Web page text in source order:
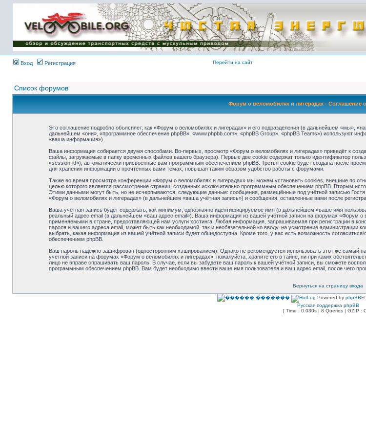
Имя пользователя:
Пароль:
{ LOG_ME_IN_SHORT
}
Вход Регистрация Перейти на сайт
Список форумов
Форум о веломобилях и лигерадах - Соглашение
Это соглашение подробно объясняет, как «Форум о веломобилях и лигерадах» и его подразделения (в дальнейшем «мы»,
дальнейшем «они», «программное обеспечение phpBB», «www.phpbb.com», «phpBB Group», «phpBB Teams») используют
«ваша информация»).
Ваша информация собирается двумя способами. Во-первых, просмотр «Форум о веломобилях и лигерадах» приведёт к
файлы, загружаемые в папку временных файлов вашего браузера). Первые две cookie содержат только идентификатор
«session-id»), автоматически присвоенные вам программным обеспечением phpBB. Третья cookie будет создана после
для хранения информации о прочтённых вами темах, повышая таким образом удобство работы с форумами.
Также во время просмотра конференции «Форум о веломобилях и лигерадах» мы можем установить cookies, внешние по
целью которого является рассмотрение страниц, созданных исключительно программным обеспечением phpBB. Вторым
Этими данными могут быть, но не исчерпываются, следующие данные: сообщения, размещённые под учётной записью
«Форум о веломобилях и лигерадах» (в дальнейшем «ваша учётная запись») и сообщения, оставленные вами после
Ваша учётная запись будет содержать, как минимум, однозначно идентифицируемое имя (в дальнейшем «ваше имя
реальный адрес email (в дальнейшем «ваш адрес email»). Ваша информация из вашей учётной записи на форумах «Форум о
применяемыми в стране, предоставляющей нам услуги хостинга. Любая информация, запрашиваемая при регистрации в
пароля и вашего адреса email, может быть как необходимой, так и необязательной ко вводу, на усмотрение
выбрать, какая информация из вашей учётной записи будет общедоступна. Кроме того, у вас есть возможность
обеспечением phpBB.
Ваш пароль надёжно зашифрован (односторонним хэшированием). Однако не рекомендуется использовать этот же самый
учётной записи на форумах «Форум о веломобилях и лигерадах», пожалуйста, храните его в тайне, ни при каких
лицо не вправе спрашивать ваш пароль. В случае, если вы забудете ваш пароль к вашей учётной записи, вы сможете
программным обеспечением phpBB. Вам будет необходимо ввести ваше имя пользователя и ваш адрес email, после чего
Вернуться на страницу входа
Powered by phpBB®
Русская поддержка phpBB
[ Time : 0.030s | 8 Queries | GZIP :